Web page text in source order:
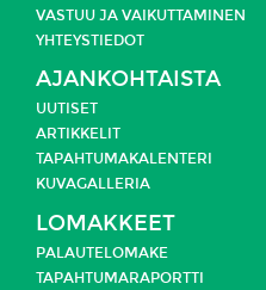
VASTUU JA VAIKUTTAMINEN
YHTEYSTIEDOT
AJANKOHTAISTA
UUTISET
ARTIKKELIT
TAPAHTUMAKALENTERI
KUVAGALLERIA
LOMAKKEET
PALAUTELOMAKE
TAPAHTUMARAPORTTI